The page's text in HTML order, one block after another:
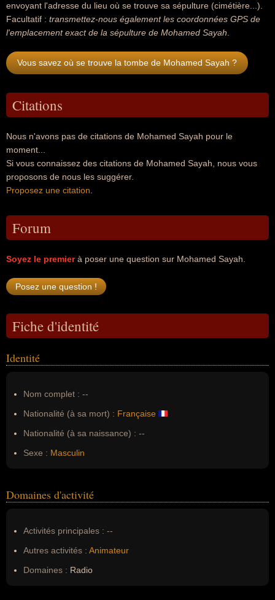
envoyant l'adresse du lieu où se trouve sa sépulture (cimétière...).
Facultatif : transmettez-nous également les coordonnées GPS de
l'emplacement exact de la sépulture de Mohamed Sayah
Vous savez où se trouve la tombe de Mohamed Sayah ?
Citations
Nous n'avons pas de citations de Mohamed Sayah pour le
moment...
Si vous connaissez des citations de Mohamed Sayah, nous vous
proposons de nous les suggérer.
Proposez une citation
Forum
Soyez le premierà poser une question sur Mohamed Sayah.
Fiche d'identité
Identité
Nom complet : --
Nationalité (à sa mort) : Française
Nationalité (à sa naissance) : --
Sexe : Masculin
Domaines d'activité
Activités principales : --
Autres activités : Animateur
Domaines : Radio